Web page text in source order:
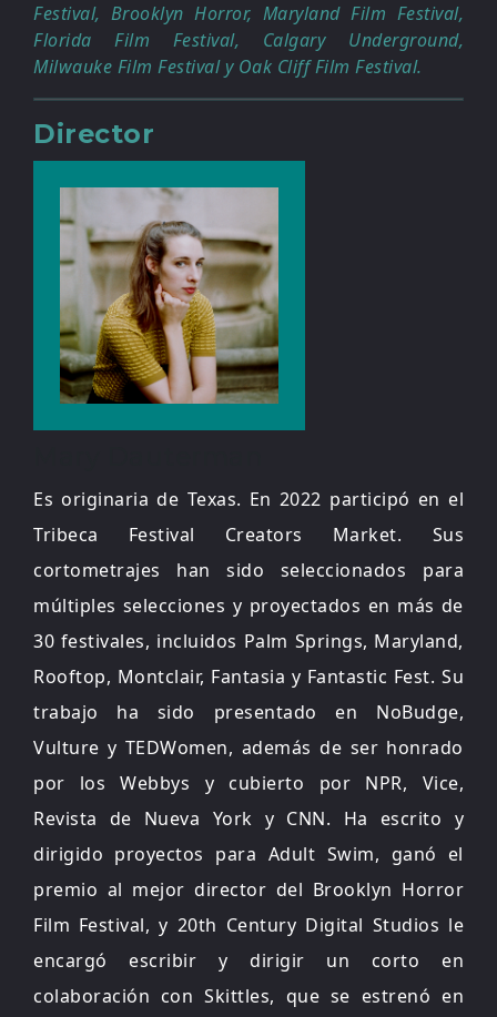
Festival, Brooklyn Horror, Maryland Film Festival,
Florida Film Festival, Calgary Underground,
Milwauke Film Festival y Oak Cliff Film Festival.
Director
Es originaria de Texas. En 2022 participó en el
Tribeca Festival Creators Market. Sus
cortometrajes han sido seleccionados para
múltiples selecciones y proyectados en más de
30 festivales, incluidos Palm Springs, Maryland,
Rooftop, Montclair, Fantasia y Fantastic Fest. Su
trabajo ha sido presentado en NoBudge,
Vulture y TEDWomen, además de ser honrado
por los Webbys y cubierto por NPR, Vice,
Revista de Nueva York y CNN. Ha escrito y
dirigido proyectos para Adult Swim, ganó el
premio al mejor director del Brooklyn Horror
Film Festival, y 20th Century Digital Studios le
encargó escribir y dirigir un corto en
colaboración con Skittles, que se estrenó en